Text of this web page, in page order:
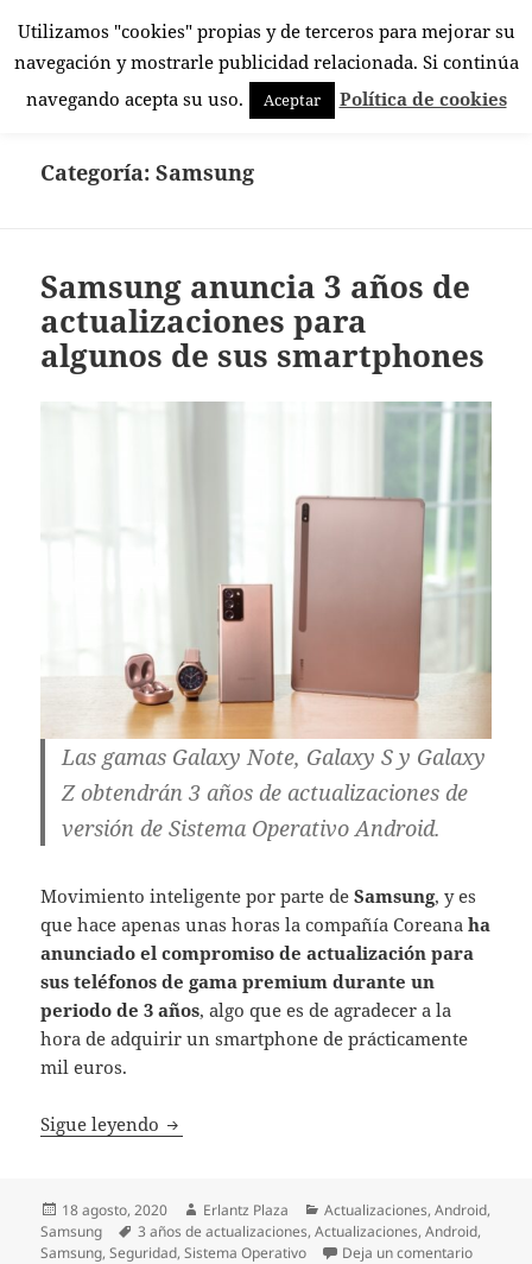
El Rincón Androide
MENÚ
Y
Categoría:Samsung
Samsung anuncia 3 años de
actualizaciones para
algunos de sus smartphones
Las gamas Galaxy Note, Galaxy S y Galaxy
Z obtendrán 3 años de actualizaciones de
versión de Sistema Operativo Android.
Movimiento inteligente por parte deSamsung, y es
que hace apenas unas horas la compañía Coreanaha
anunciado el compromiso de actualización para
sus teléfonos de gama premium durante un
periodo de 3 años, algo que es de agradecer a la
hora de adquirir un smartphone de prácticamente
mil euros.
Sigue leyendo Samsung anuncia 3 años de
Publicado
el
18 agosto, 2020 Autor
Erlantz Plaza Categorías
Actualizaciones,Android,
Samsung
Etiquetas
3 años de actualizaciones,Actualizaciones,Android,
Samsung,Seguridad,Sistema Operativo Deja un comentarioen
Utilizamos "cookies" propias y de terceros para mejorar su
navegación y mostrarle publicidad relacionada. Si continúa
navegando acepta su uso.
Aceptar Política de cookies